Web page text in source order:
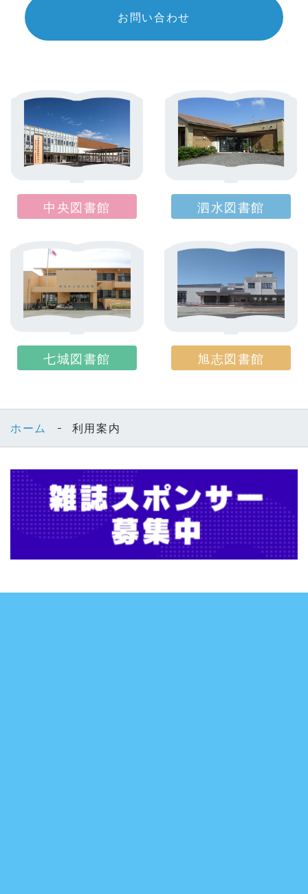
お問い合わせ
中央図書館 泗水図書館
七城図書館 旭志図書館
ホーム 利用案内